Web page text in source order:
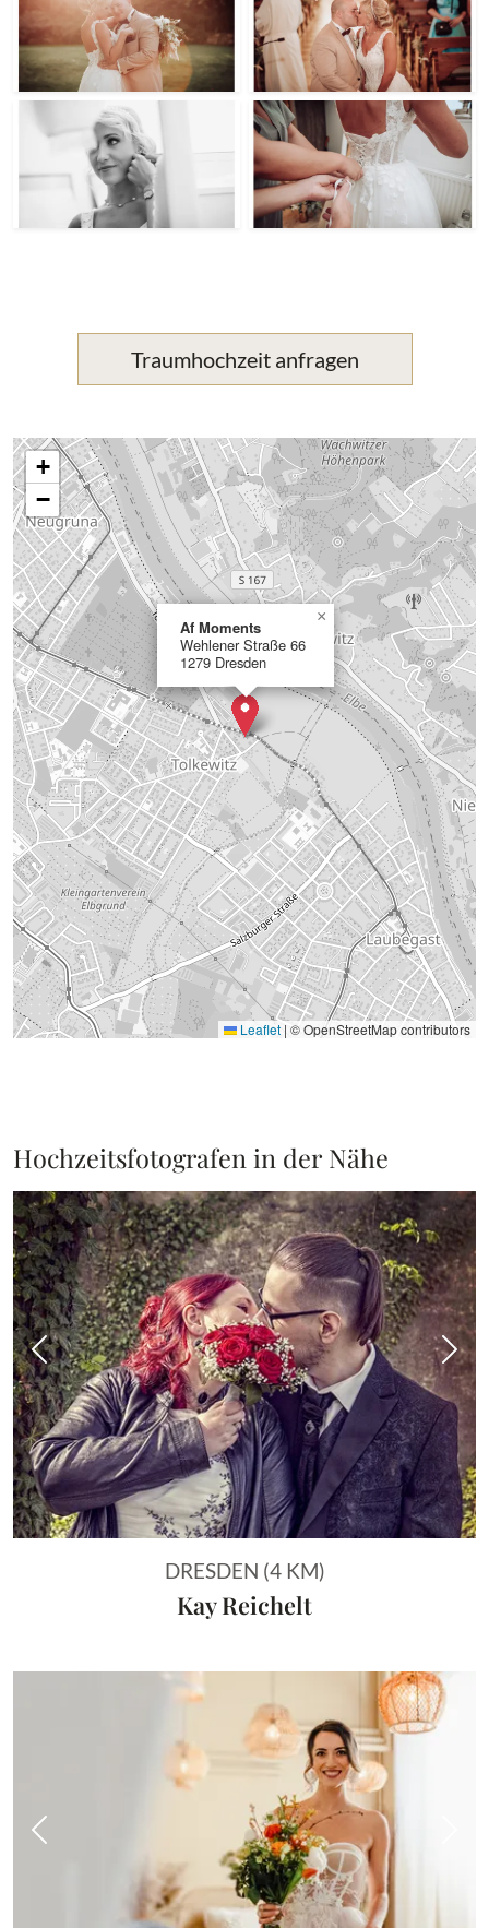
Traumhochzeit anfragen
Af Moments
Wehlener Straße 66
1279 Dresden
×
+
−
Leaflet | © OpenStreetMap contributors
Hochzeitsfotografen in der Nähe
Vorheriges Bild
DRESDEN (4 KM)
Kay Reichelt
Vorheriges Bild